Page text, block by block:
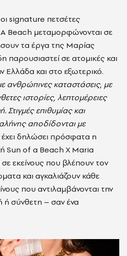
οι signature πετσέτες
Beach μεταμορφώνονται σε
τα έργα της Μαρίας
παρουσιαστεί σε ατομικές και
Ελλάδα και στο εξωτερικό.
ανθρώπινες καταστάσεις, με
ιστορίες, λεπτομέρειες
Στιγμές επιθυμίας και
αποδίδονται με
έχει δηλώσει πρόσφατα η
Sun of a Beach X Maria
εκείνους που βλέπουν τον
και αγκαλιάζουν κάθε
που αντιλαμβάνονται την
ή σύνθετη – σαν ένα